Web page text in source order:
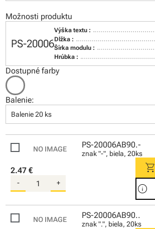
Možnosti produktu
PS-20006
Výška textu :
Dĺžka :
Šírka modulu :
Hrúbka :
Dostupné farby
Balenie:
Balenie 20 ks
PS-20006AB90.-
znak "-", biela, 20ks
2.47 €
- +
shopping_cart
info
PS-20006AB90..
znak ".", biela, 20ks